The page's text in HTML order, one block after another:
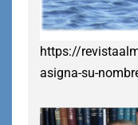
https://
asigna-su-